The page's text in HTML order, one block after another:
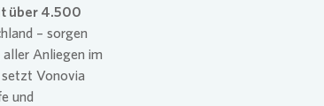
über 4.500
– sorgen
Anliegen im
setzt Vonovia
und